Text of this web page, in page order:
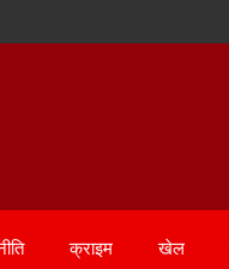
क्राइम खेल